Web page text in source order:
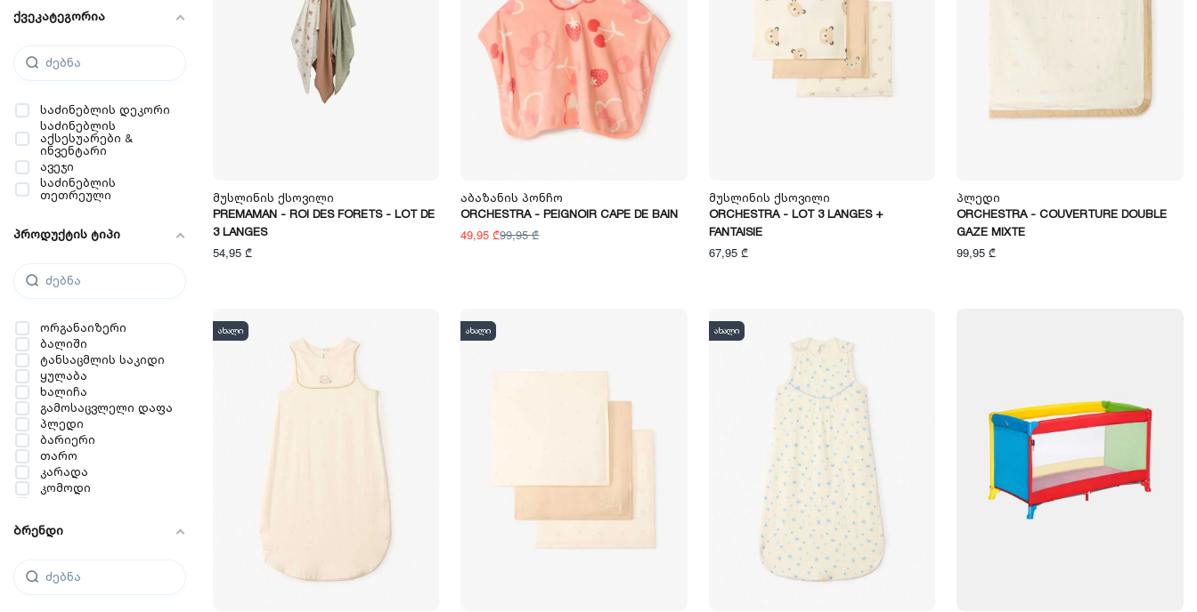
Მუსლინის Ქსოვილი
PREMAMAN - ROI DES FORETS - LOT DE
3 LANGES
54,95 ₾
Აბაზანის Პონჩო
ORCHESTRA - PEIGNOIR CAPE DE BAIN
49,95 ₾99,95 ₾
Მუსლინის Ქსოვილი
ORCHESTRA - LOT 3 LANGES +
FANTAISIE
67,95 ₾
Პლედი
ORCHESTRA - COUVERTURE DOUBLE
GAZE MIXTE
99,95 ₾
ახალი ახალი ახალი
ქვეკატეგორია
საძინებლის დეკორი
საძინებლის
აქსესუარები &
ინვენტარი
ავეჯი
საძინებლის
თეთრეული
პროდუქტის ტიპი
ორგანაიზერი
ბალიში
ტანსაცმლის საკიდი
ყულაბა
ხალიჩა
გამოსაცვლელი დაფა
პლედი
ბარიერი
თარო
კარადა
კომოდი
სანათი
საწოლ-მანეჟი
სკამი
ბრენდი